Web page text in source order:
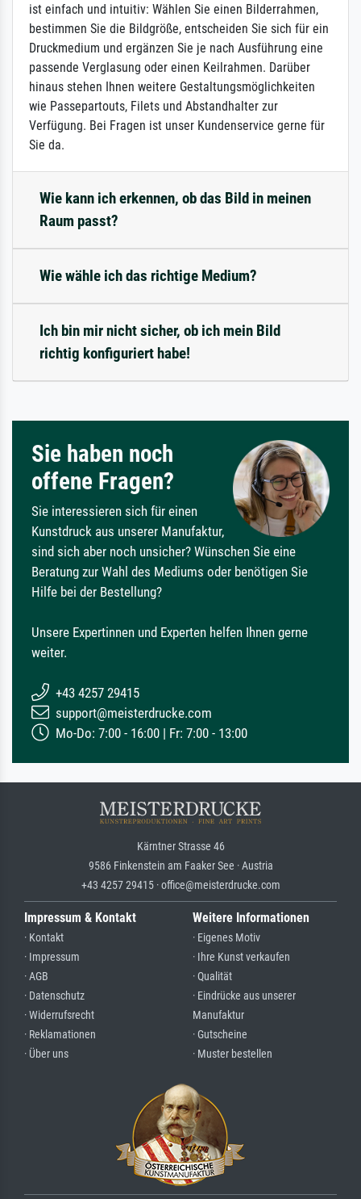
ist einfach und intuitiv: Wählen Sie einen Bilderrahmen,
bestimmen Sie die Bildgröße, entscheiden Sie sich für ein
Druckmedium und ergänzen Sie je nach Ausführung eine
passende Verglasung oder einen Keilrahmen. Darüber
hinaus stehen Ihnen weitere Gestaltungsmöglichkeiten
wie Passepartouts, Filets und Abstandhalter zur
Verfügung. Bei Fragen ist unser Kundenservice gerne für
Sie da.
Wie kann ich erkennen, ob das Bild in meinen
Raum passt?
Wie wähle ich das richtige Medium?
Ich bin mir nicht sicher, ob ich mein Bild
richtig konfiguriert habe!
Sie haben noch
offene Fragen?
Sie interessieren sich für einen
Kunstdruck aus unserer Manufaktur,
sind sich aber noch unsicher? Wünschen Sie eine
Beratung zur Wahl des Mediums oder benötigen Sie
Hilfe bei der Bestellung?
Unsere Expertinnen und Experten helfen Ihnen gerne
weiter.
+43 4257 29415
support@meisterdrucke.com
Mo-Do: 7:00 - 16:00 | Fr: 7:00 - 13:00
Kärntner Strasse 46
9586 Finkenstein am Faaker See · Austria
+43 4257 29415 · office@meisterdrucke.com
Impressum & Kontakt
· Kontakt
· Impressum
· AGB
· Datenschutz
· Widerrufsrecht
· Reklamationen
· Über uns
Weitere Informationen
· Eigenes Motiv
· Ihre Kunst verkaufen
· Qualität
· Eindrücke aus unserer
Manufaktur
· Gutscheine
· Muster bestellen